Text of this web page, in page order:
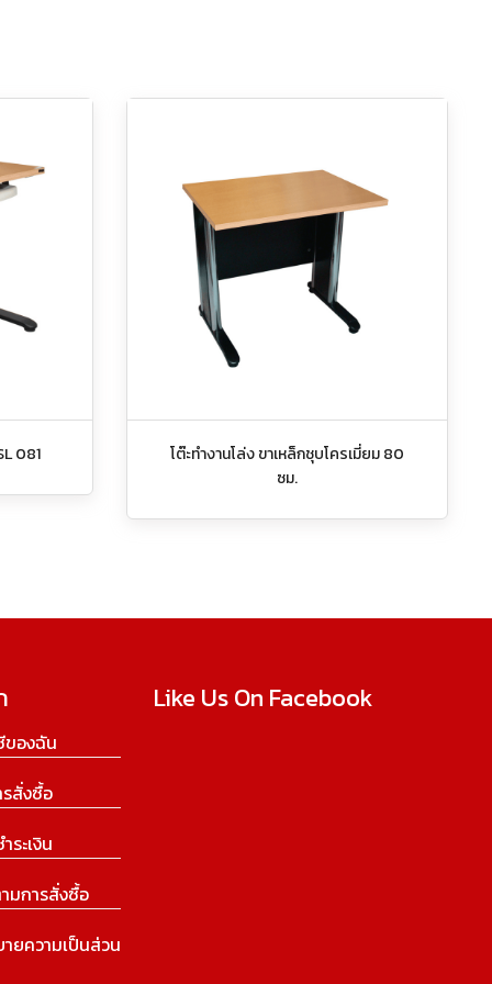
081
โต๊ะทำงานโล่ง ขาเหล็กชุบโครเมี่ยม 80
ซม.
องฉัน
สั่งซื้อ
ระเงิน
มการสั่งซื้อ
ายความเป็นส่วน
Like Us On Facebook